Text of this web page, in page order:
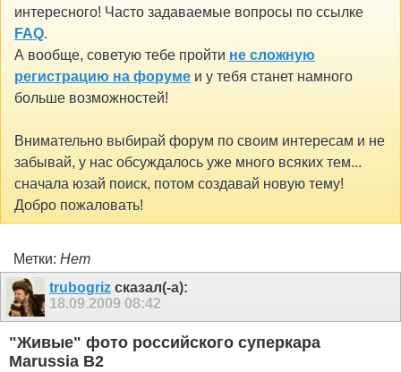
интересного! Часто задаваемые вопросы по ссылке
FAQ.
А вообще, советую тебе пройти не сложную
регистрацию на форуме и у тебя станет намного
больше возможностей!
Внимательно выбирай форум по своим интересам и не
забывай, у нас обсуждалось уже много всяких тем...
сначала юзай поиск, потом создавай новую тему!
Добро пожаловать!
Метки: Нет
trubogriz сказал(-а):
18.09.2009 08:42
"Живые" фото российского суперкара
Marussia B2